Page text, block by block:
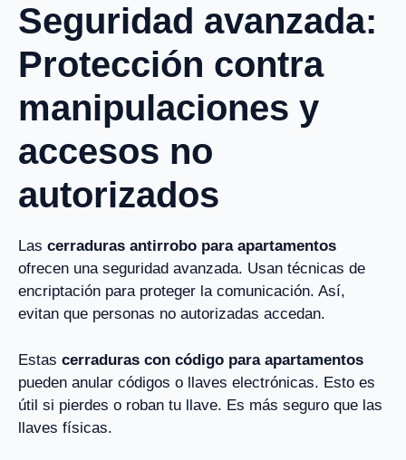
Seguridad avanzada:
Protección contra
manipulaciones y
accesos no
autorizados
Las cerraduras antirrobo para apartamentos
ofrecen una seguridad avanzada. Usan técnicas de
encriptación para proteger la comunicación. Así,
evitan que personas no autorizadas accedan.
Estas cerraduras con código para apartamentos
pueden anular códigos o llaves electrónicas. Esto es
útil si pierdes o roban tu llave. Es más seguro que las
llaves físicas.